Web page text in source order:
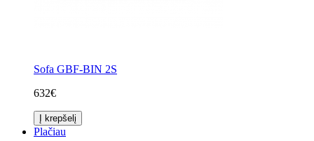
Sofa GBF-BIN 2S
632€
Į krepšelį
Plačiau